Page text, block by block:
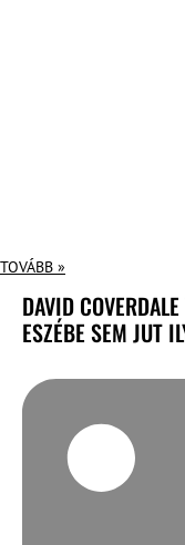
TOVÁBB »
DAVID
ESZÉBE SEM JUT